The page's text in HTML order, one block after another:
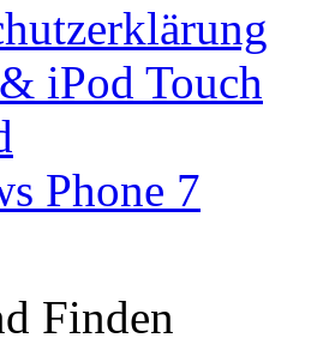
iPod Touch
Phone 7
Finden